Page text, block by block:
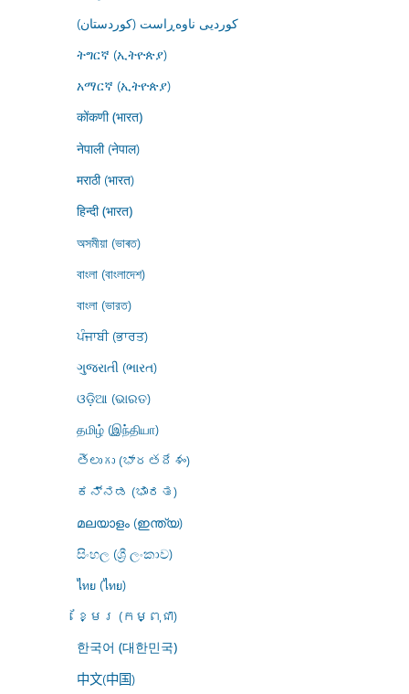
کوردیی ناوەڕاست (کوردستان)
ትግርኛ (ኢትዮጵያ)
አማርኛ (ኢትዮጵያ)
कोंकणी (भारत)
नेपाली (नेपाल)
मराठी (भारत)
हिन्दी (भारत)
অসমীয়া (ভাৰত)
বাংলা (বাংলাদেশ)
বাংলা (ভারত)
ਪੰਜਾਬੀ (ਭਾਰਤ)
ગુજરાતી (ભારત)
ଓଡ଼ିଆ (ଭାରତ)
தமிழ் (இந்தியா)
తెలుగు (భారతదేశం)
ಕನ್ನಡ (ಭಾರತ)
മലയാളം (ഇന്ത്യ)
සිංහල (ශ්‍රී ලංකාව)
ไทย (ไทย)
ខ្មែរ (កម្ពុជា)
한국어 (대한민국)
中文(中国)